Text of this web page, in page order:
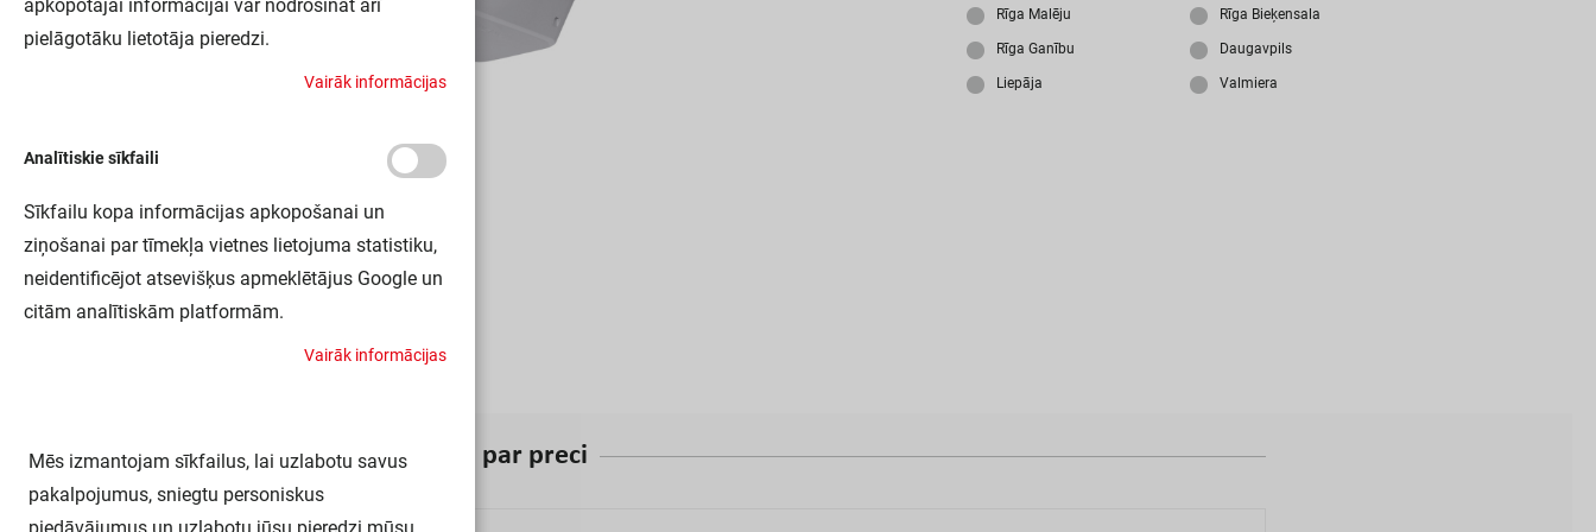
Aiz
id
Rīga Malēju Rīga Bieķensala
Rīga Ganību Daugavpils
Liepāja Valmiera
Inform par preci
apkopotajai informācijai var nodrošināt arī
pielāgotāku lietotāja pieredzi.
Vairāk informācijas
Analītiskie sīkfaili
Sīkfailu kopa informācijas apkopošanai un
ziņošanai par tīmekļa vietnes lietojuma statistiku,
neidentificējot atsevišķus apmeklētājus Google un
citām analītiskām platformām.
Vairāk informācijas
Mēs izmantojam sīkfailus, lai uzlabotu savus
pakalpojumus, sniegtu personiskus